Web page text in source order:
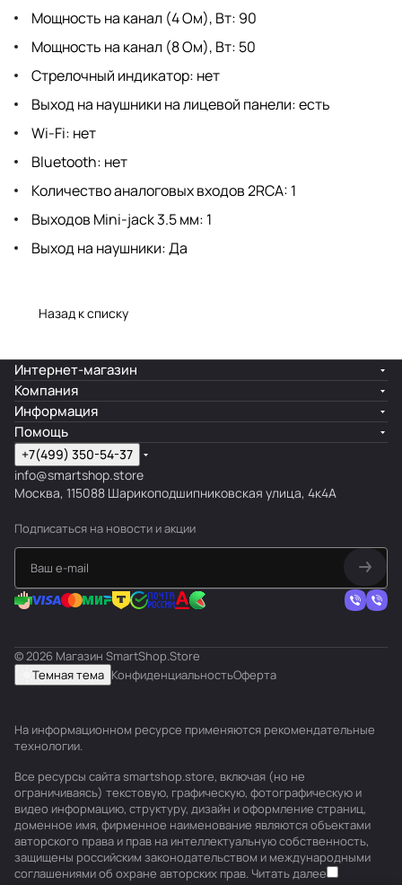
Мощность на канал (4 Ом), Вт: 90
Мощность на канал (8 Ом), Вт: 50
Стрелочный индикатор: нет
Выход на наушники на лицевой панели: есть
Wi-Fi: нет
Bluetooth: нет
Количество аналоговых входов 2RCA: 1
Выходов Mini-jack 3.5 мм: 1
Выход на наушники: Да
Назад к списку
Интернет-магазин
Компания
Информация
Помощь
+7(499) 350-54-37
info@smartshop.store
Москва, 115088 Шарикоподшипниковская улица, 4к4А
Подписаться на новости и акции
© 2026 Магазин SmartShop.Store
Темная тема КонфиденциальностьОферта
На информационном ресурсе применяются рекомендательные
технологии.
Все ресурсы сайта smartshop.store, включая (но не
ограничиваясь) текстовую, графическую, фотографическую и
видео информацию, структуру, дизайн и оформление страниц,
доменное имя, фирменное наименование являются объектами
авторского права и прав на интеллектуальную собственность,
защищены российским законодательством и международными
соглашениями об охране авторских прав. Читать далее